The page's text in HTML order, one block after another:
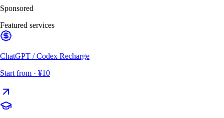
Sponsored
Featured services
ChatGPT / Codex Recharge
Start from · ¥10